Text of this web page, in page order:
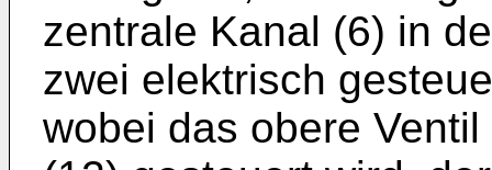
zentrale Kanal (6) in
zwei elektrisch
wobei das obere